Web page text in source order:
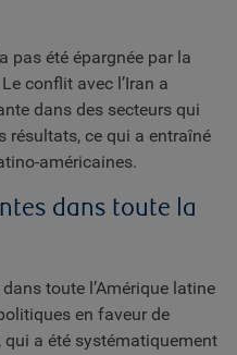
pas été épargnée par la
conflit avec l’Iran a
dans des secteurs qui
résultats, ce qui a entraîné
américaines.
dans toute la
toute l’Amérique latine
en faveur de
qui a été systématiquement